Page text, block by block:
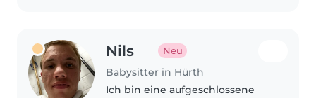
Nils Neu
Babysitter in Hürth
Ich bin eine aufgeschlossene